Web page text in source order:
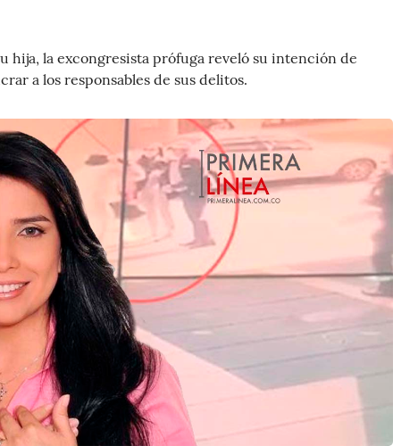
hija, la excongresista prófuga reveló su intención de
a los responsables de sus delitos.